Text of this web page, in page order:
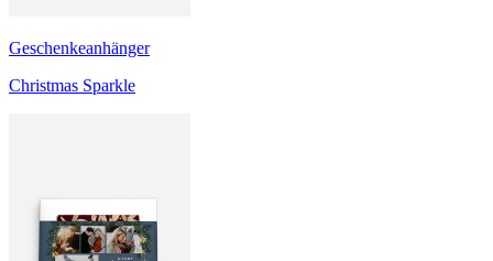
Geschenkeanhänger
Christmas Sparkle